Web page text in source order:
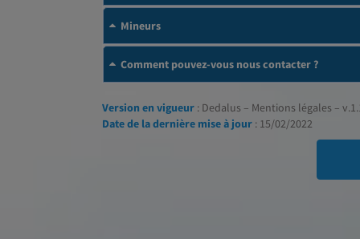
Mineurs
Comment pouvez-vous nous contacter ?
Version en vigueur : Dedalus – Mentions légales –
Date de la dernière mise à jour : 15/02/2022